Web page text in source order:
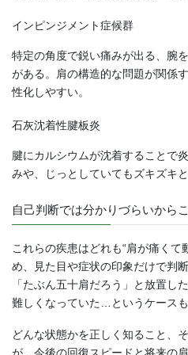
インピンジメント症候群
特定の角度で鋭い痛みが出る、腕
がある。肩の構造的な問題が関係
性化しやすい。
石灰沈着性腱板炎
腱にカルシウムが沈着することで
みや、じっとしていてもズキズキ
自己判断では分かりづらいから
これらの疾患はどれも“肩が痛くて
め、見た目や症状の印象だけで判
「たぶん五十肩だろう」と放置し
難しくなっていた…というケースも
どんな状態かを正しく知ること、